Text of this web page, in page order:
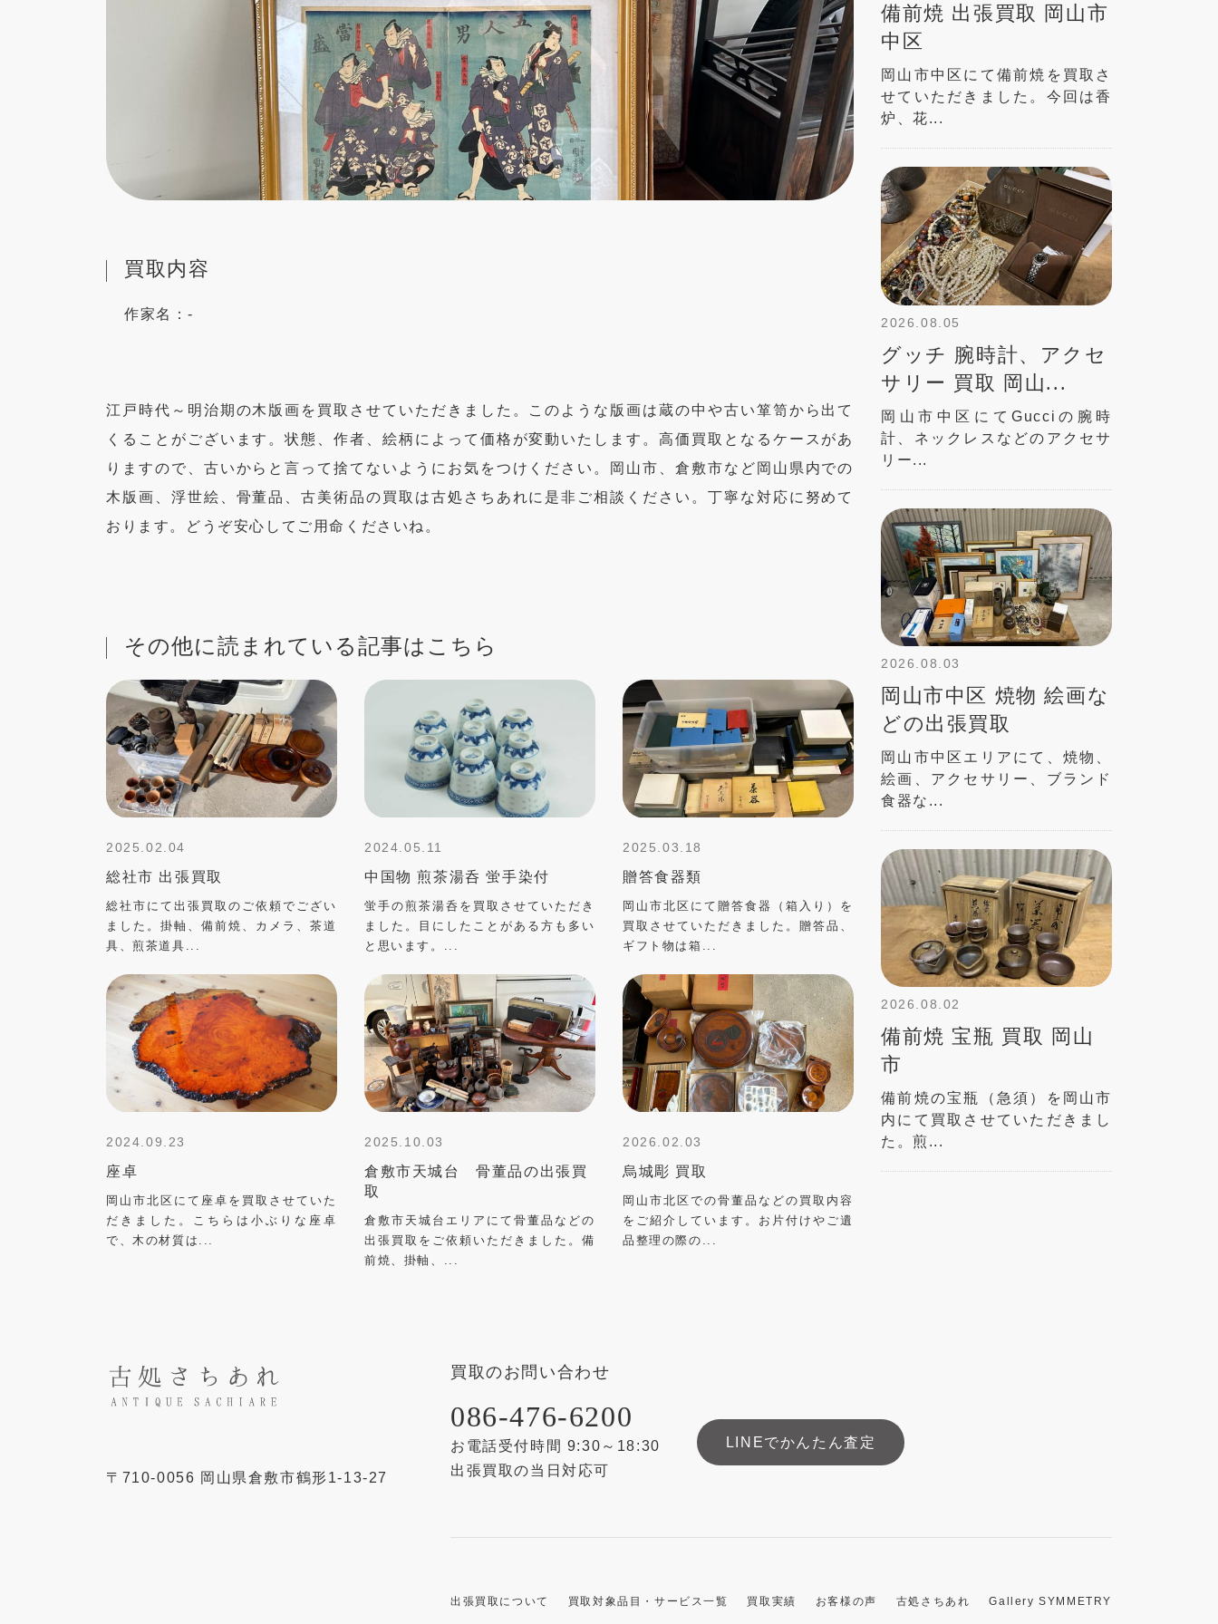
買取内容
作家名：-
江戸時代～明治期の木版画を買取させていただきました。このような版画は蔵の中や古い箪笥から出て
くることがございます。状態、作者、絵柄によって価格が変動いたします。高価買取となるケースがあ
りますので、古いからと言って捨てないようにお気をつけください。岡山市、倉敷市など岡山県内での
木版画、浮世絵、骨董品、古美術品の買取は古処さちあれに是非ご相談ください。丁寧な対応に努めて
おります。どうぞ安心してご用命くださいね。
その他に読まれている記事はこちら
2025.02.04
総社市 出張買取
総社市にて出張買取のご依頼でござい
ました。掛軸、備前焼、カメラ、茶道
具、煎茶道具...
2024.05.11
中国物 煎茶湯呑 蛍手染付
蛍手の煎茶湯呑を買取させていただき
ました。目にしたことがある方も多い
と思います。...
2025.03.18
贈答食器類
岡山市北区にて贈答食器（箱入り）を
買取させていただきました。贈答品、
ギフト物は箱...
2024.09.23
座卓
岡山市北区にて座卓を買取させていた
だきました。こちらは小ぶりな座卓
で、木の材質は...
2025.10.03
倉敷市天城台 骨董品の出張買
取
倉敷市天城台エリアにて骨董品などの
出張買取をご依頼いただきました。備
前焼、掛軸、...
2026.02.03
烏城彫 買取
岡山市北区での骨董品などの買取内容
をご紹介しています。お片付けやご遺
品整理の際の...
備前焼 出張買取 岡山市
中区
岡山市中区にて備前焼を買取さ
せていただきました。今回は香
炉、花...
2026.08.05
グッチ 腕時計、アクセ
サリー 買取 岡山...
岡山市中区にてGucciの腕時
計、ネックレスなどのアクセサ
リー...
2026.08.03
岡山市中区 焼物 絵画な
どの出張買取
岡山市中区エリアにて、焼物、
絵画、アクセサリー、ブランド
食器な...
2026.08.02
備前焼 宝瓶 買取 岡山
市
備前焼の宝瓶（急須）を岡山市
内にて買取させていただきまし
た。煎...
〒 710-0056 岡山県倉敷市鶴形1-13-27
買取のお問い合わせ
086-476-6200
お電話受付時間 9:30～18:30
出張買取の当日対応可
LINEでかんたん査定
出張買取について 買取対象品目・サービス一覧 買取実績 お客様の声 古処さちあれ Gallery SYMMETRY